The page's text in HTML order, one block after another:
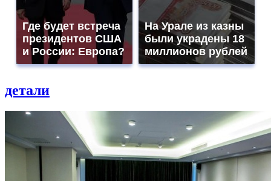
Где будет встреча
президентов США
и России: Европа?
На Урале из казны
были украдены 18
миллионов рублей
детали